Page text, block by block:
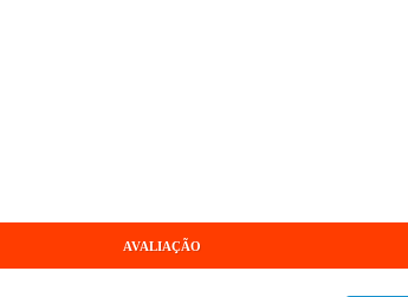
AVALIAÇÃO